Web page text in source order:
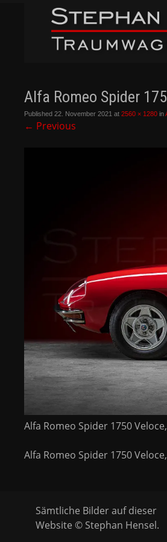
Alfa Romeo Spider
Published22. November 2021 at2560 × 1280 in
← Previous
Alfa Romeo Spider 1750
Alfa Romeo Spider 1750
Sämtliche Bilder auf dieser
Website © Stephan Hensel.